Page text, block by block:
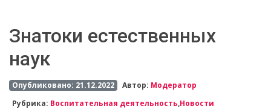
Знатоки естественных
наук
Опубликовано: 21.12.2022 Автор: Модератор
Рубрика: Воспитательная деятельность,Новости